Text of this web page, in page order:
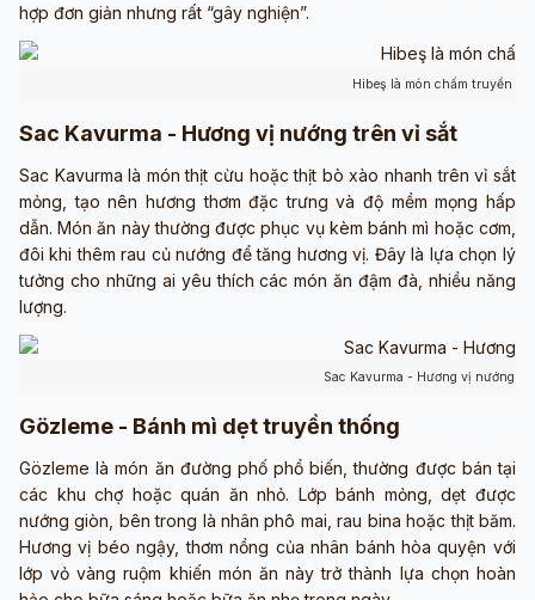
hợp đơn giản nhưng rất “gây nghiện”.
Hibeş là món chấm truyền
Sac Kavurma - Hương vị nướng trên vỉ sắt
Sac Kavurma là món thịt cừu hoặc thịt bò xào nhanh trên vỉ sắt
mỏng, tạo nên hương thơm đặc trưng và độ mềm mọng hấp
dẫn. Món ăn này thường được phục vụ kèm bánh mì hoặc cơm,
đôi khi thêm rau củ nướng để tăng hương vị. Đây là lựa chọn lý
tưởng cho những ai yêu thích các món ăn đậm đà, nhiều năng
lượng.
Sac Kavurma - Hương vị nướng
Gözleme - Bánh mì dẹt truyền thống
Gözleme là món ăn đường phố phổ biến, thường được bán tại
các khu chợ hoặc quán ăn nhỏ. Lớp bánh mỏng, dẹt được
nướng giòn, bên trong là nhân phô mai, rau bina hoặc thịt băm.
Hương vị béo ngậy, thơm nồng của nhân bánh hòa quyện với
lớp vỏ vàng ruộm khiến món ăn này trở thành lựa chọn hoàn